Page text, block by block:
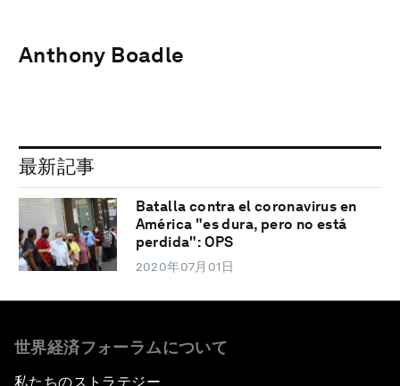
Anthony Boadle
最新記事
Batalla contra el coronavirus en
América "es dura, pero no está
perdida": OPS
2020年07月01日
世界経済フォーラムについて
私たちのストラテジー